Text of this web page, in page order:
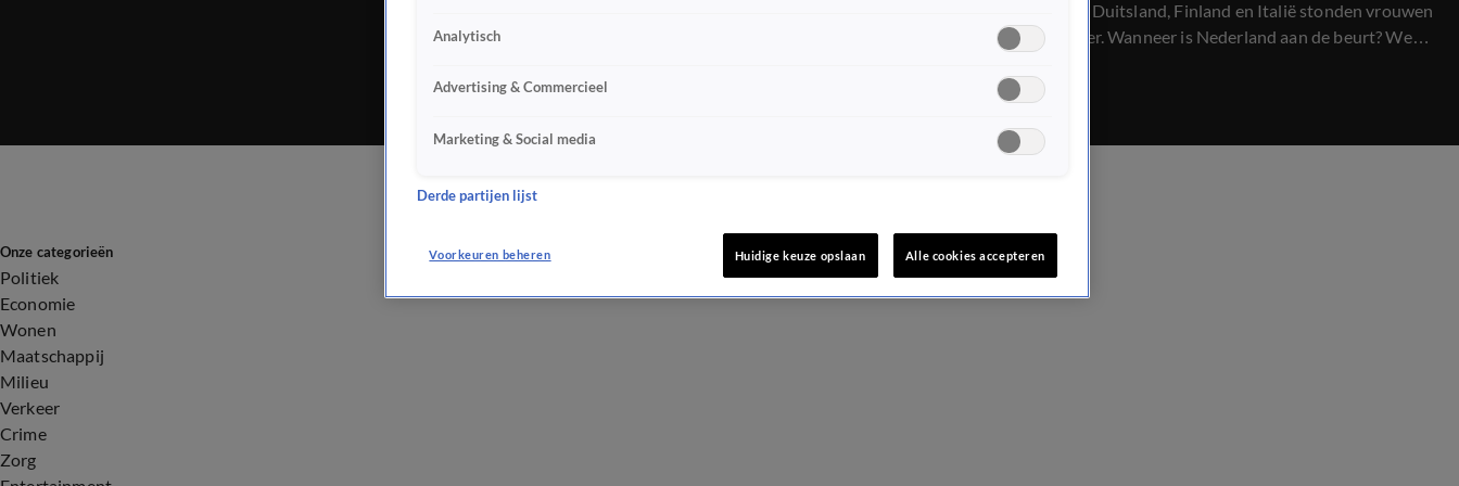
In landen als Duitsland, Finland en Italië stonden vrouwen
al aan het roer. Wanneer is Nederland aan de beurt? We
steeds op zich laat wachten.
Onze categorieën
Politiek
Economie
Wonen
Maatschappij
Milieu
Verkeer
Crime
Zorg
Analytisch
Advertising & Commercieel
Marketing & Social media
Derde partijen lijst
Voorkeuren beheren Huidige keuze opslaan Alle cookies accepteren